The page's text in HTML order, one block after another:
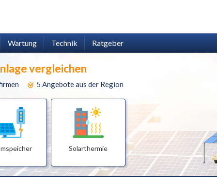
Wartung Technik Ratgeber
vergleichen
5 Angebote aus der Region
Solarthermie